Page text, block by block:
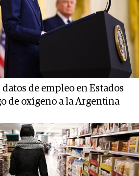
datos de empleo en Estados
de oxígeno a la Argentina